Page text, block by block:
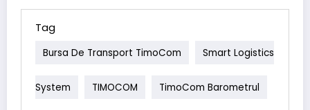
Tag
Bursa De Transport TimoCom Smart Logistics
System TIMOCOM TimoCom Barometrul